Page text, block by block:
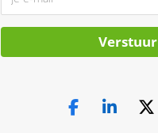
Verstuur